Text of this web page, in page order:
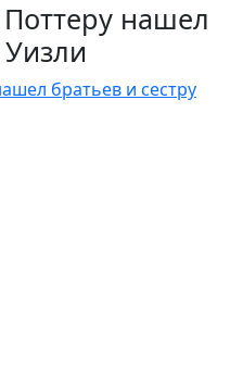
нашел
братьев и сестру